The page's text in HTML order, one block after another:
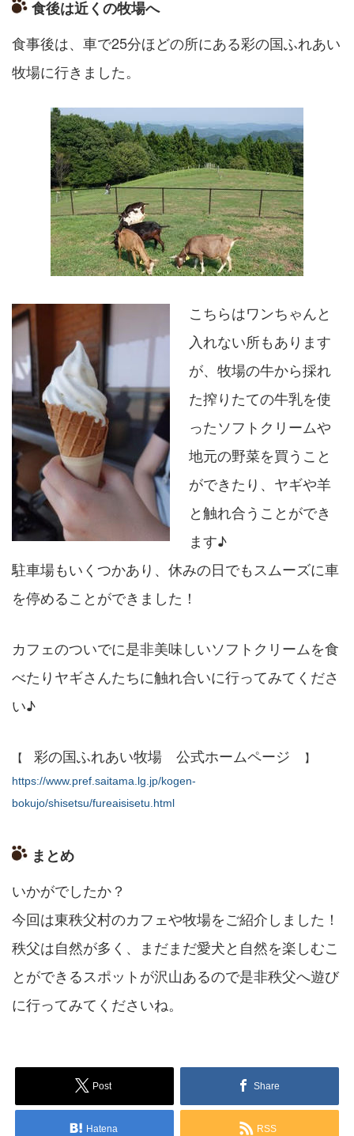
食後は近くの牧場へ
食事後は、 車で25分ほどの所にある彩の国ふれあい
牧場に行きました。
こちらはワンちゃんと
入れない所もあります
が、 牧場の牛から採れ
た搾りたての牛乳を使
ったソフトクリームや
地元の野菜を買うこと
ができたり、 ヤギや羊
と触れ合うことができ
ます♪
駐車場もいくつかあり、 休みの日でもスムーズに車
を停めることができました！
カフェのついでに是非美味しいソフトクリームを食
べたりヤギさんたちに触れ合いに行ってみてくださ
い♪
【 彩の国ふれあい牧場 公式ホームページ
】
https://www.pref.saitama.lg.jp/kogen-
bokujo/shisetsu/fureaisisetu.html
まとめ
いかがでしたか？
今回は東秩父村のカフェや牧場をご紹介しました！
秩父は自然が多く、
まだまだ愛犬と自然を楽しむこ
とができるスポットが沢山あるので是非秩父へ遊び
に行ってみてくださいね。
Post Share
Hatena RSS